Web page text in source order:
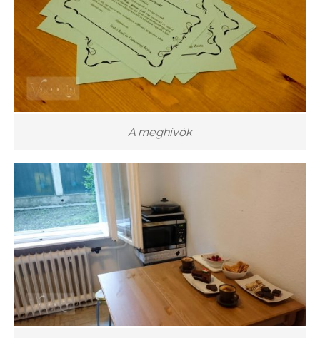
A meghívók